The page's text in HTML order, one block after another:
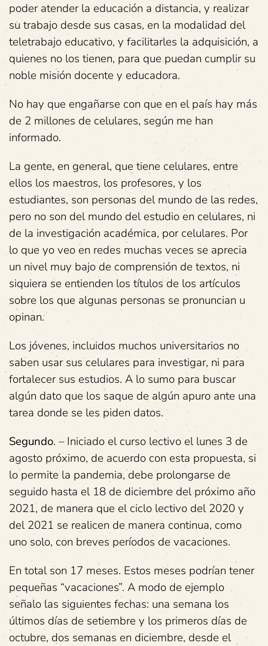
poder atender la educación a distancia, y realizar
su trabajo desde sus casas, en la modalidad del
teletrabajo educativo, y facilitarles la adquisición, a
quienes no los tienen, para que puedan cumplir su
noble misión docente y educadora.
No hay que engañarse con que en el país hay más
de 2 millones de celulares, según me han
informado.
La gente, en general, que tiene celulares, entre
ellos los maestros, los profesores, y los
estudiantes, son personas del mundo de las redes,
pero no son del mundo del estudio en celulares, ni
de la investigación académica, por celulares. Por
lo que yo veo en redes muchas veces se aprecia
un nivel muy bajo de comprensión de textos, ni
siquiera se entienden los títulos de los artículos
sobre los que algunas personas se pronuncian u
opinan.
Los jóvenes, incluidos muchos universitarios no
saben usar sus celulares para investigar, ni para
fortalecer sus estudios. A lo sumo para buscar
algún dato que los saque de algún apuro ante una
tarea donde se les piden datos.
Segundo. – Iniciado el curso lectivo el lunes 3 de
agosto próximo, de acuerdo con esta propuesta, si
lo permite la pandemia, debe prolongarse de
seguido hasta el 18 de diciembre del próximo año
2021, de manera que el ciclo lectivo del 2020 y
del 2021 se realicen de manera continua, como
uno solo, con breves períodos de vacaciones.
En total son 17 meses. Estos meses podrían tener
pequeñas “vacaciones”. A modo de ejemplo
señalo las siguientes fechas: una semana los
últimos días de setiembre y los primeros días de
octubre, dos semanas en diciembre, desde el